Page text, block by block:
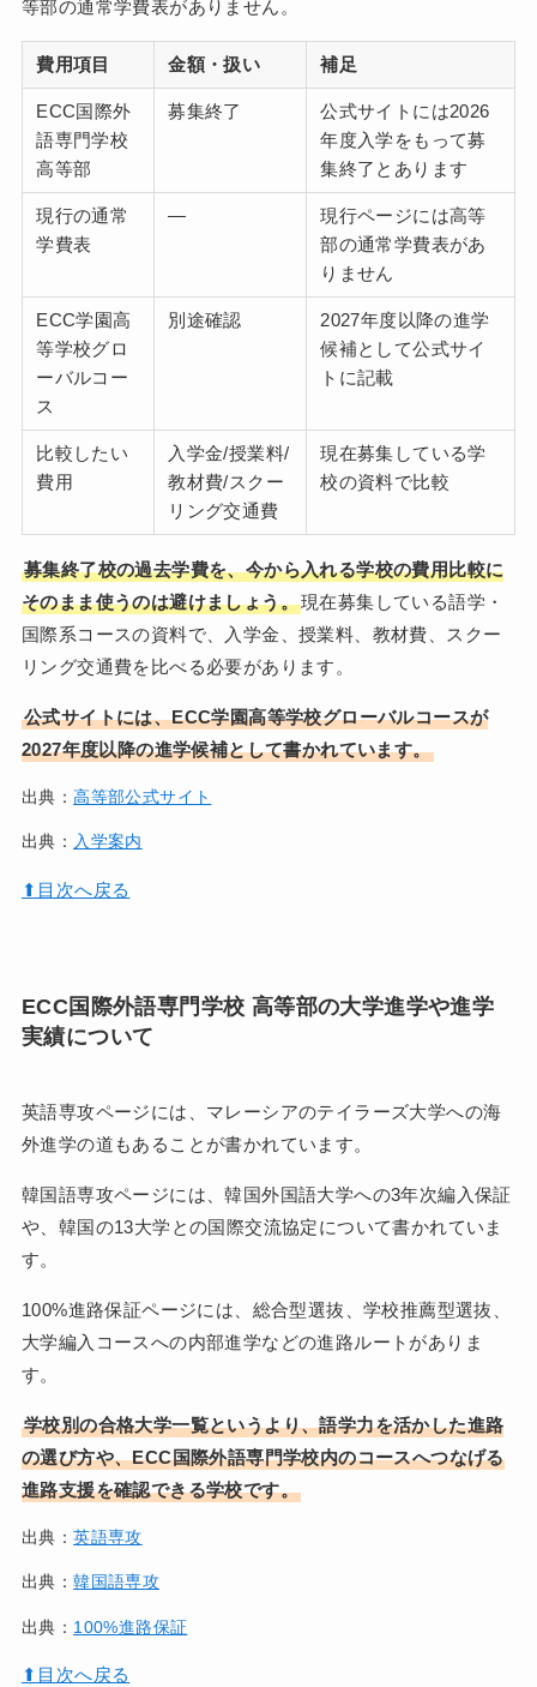
等部の通常学費表がありません。
費用項目 金額・扱い 補足
ECC国際外
語専門学校
高等部
募集終了
公式サイトには2026
年度入学をもって募
集終了とあります
現行の通常
学費表
—
現行ページには高等
部の通常学費表があ
りません
ECC学園高
等学校グロ
ーバルコー
ス
別途確認
2027年度以降の進学
候補として公式サイ
トに記載
比較したい
費用
入学金/授業料/
教材費/スクー
リング交通費
現在募集している学
校の資料で比較
募集終了校の過去学費を、今から入れる学校の費用比較に
そのまま使うのは避けましょう。現在募集している語学・
国際系コースの資料で、入学金、授業料、教材費、スクー
リング交通費を比べる必要があります。
公式サイトには、ECC学園高等学校グローバルコースが
2027年度以降の進学候補として書かれています。
出典：高等部公式サイト
出典： 入学案内
⬆︎目次へ戻る
ECC国際外語専門学校 高等部の大学進学や進学
実績について
英語専攻ページには、マレーシアのテイラーズ大学への海
外進学の道もあることが書かれています。
韓国語専攻ページには、韓国外国語大学への3年次編入保証
や、韓国の13大学との国際交流協定について書かれていま
す。
100%進路保証ページには、総合型選抜、学校推薦型選抜、
大学編入コースへの内部進学などの進路ルートがありま
す。
学校別の合格大学一覧というより、語学力を活かした進路
の選び方や、ECC国際外語専門学校内のコースへつなげる
進路支援を確認できる学校です。
出典：英語専攻
出典：韓国語専攻
出典： 100%進路保証
⬆︎目次へ戻る